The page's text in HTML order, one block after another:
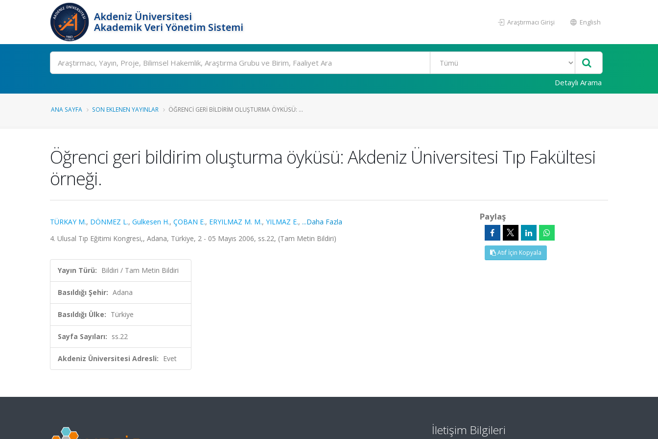
Akdeniz Üniversitesi
Akademik Veri Yönetim Sistemi
Araştırmacı Girişi English
Ara
Detaylı Arama
ANA SAYFA SON EKLENEN YAYINLAR ÖĞRENCI GERI BILDIRIM OLUŞTURMA ÖYKÜSÜ: ...
Öğrenci geri bildirim oluşturma öyküsü: Akdeniz Üniversitesi Tıp Fakültesi
örneği.
TÜRKAY M., DÖNMEZ L., Gulkesen H., ÇOBAN E., ERYILMAZ M. M., YILMAZ E., ...Daha Fazla
4. Ulusal Tıp Eğitimi Kongresi,, Adana, Türkiye, 2 - 05 Mayıs 2006, ss.22, (Tam Metin Bildiri)
Yayın Türü: Bildiri / Tam Metin Bildiri
Basıldığı Şehir: Adana
Basıldığı Ülke: Türkiye
Sayfa Sayıları: ss.22
Akdeniz Üniversitesi Adresli: Evet
Paylaş
Atıf İçin Kopyala
İletişim Bilgileri